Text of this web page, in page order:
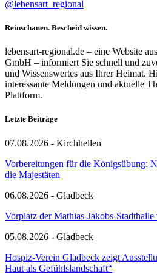
@lebensart_regional
Reinschauen. Bescheid wissen.
lebensart-regional.de – eine Website
GmbH – informiert Sie schnell und
und Wissenswertes aus Ihrer Heimat.
interessante Meldungen und aktuelle
Plattform.
Letzte Beiträge
07.08.2026 - Kirchhellen
Vorbereitungen für die Königsübung:
die Majestäten
06.08.2026 - Gladbeck
Vorplatz der Mathias-Jakobs-
05.08.2026 - Gladbeck
Hospiz-Verein Gladbeck zeigt
Haut als Gefühlslandschaft“